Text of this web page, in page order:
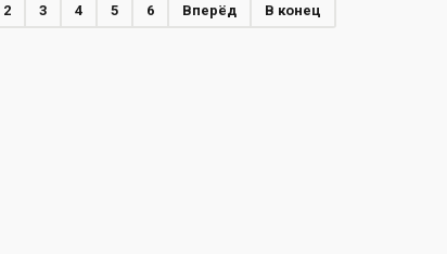
2 3 4 5 6 Вперёд В конец